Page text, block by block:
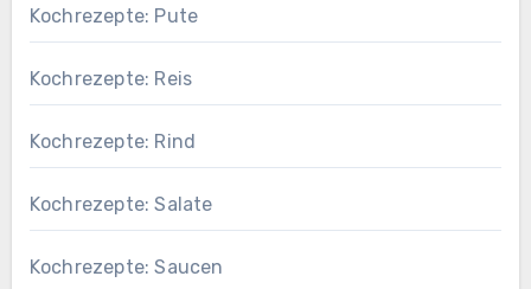
Kochrezepte: Pute
Kochrezepte: Reis
Kochrezepte: Rind
Kochrezepte: Salate
Kochrezepte: Saucen